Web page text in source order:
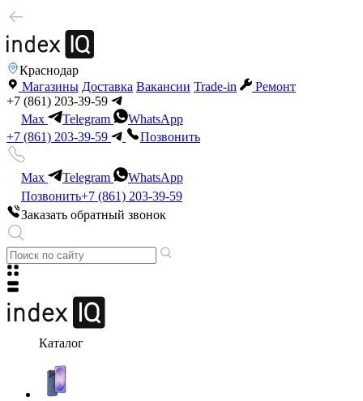
Краснодар
Магазины Доставка Вакансии Trade-in
Ремонт
+7 (861) 203-39-59
Max
Telegram
WhatsApp
+7 (861) 203-39-59
Позвонить
Max Telegram
WhatsApp
Позвонить+7 (861) 203-39-59
Заказать обратный звонок
Каталог